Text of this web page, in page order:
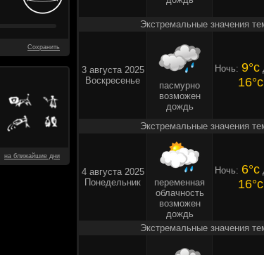
Сохранить
на ближайшие дни
Экстремальные значения
3 августа 2025
Воскресенье
пасмурно
возможен
дождь
Ночь: 9°c
16°c
Экстремальные значения
4 августа 2025
Понедельник
переменная
облачность
возможен
дождь
Ночь: 6°c
16°c
Экстремальные значения